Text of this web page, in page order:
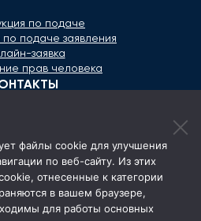
по подаче
по подаче заявления
заявка
прав человека
Ешилор 11/3, Кишинёв
- Пятница: 08:00 - 17:00
файлы cookie для улучшения
по веб-сайту. Из этих
отнесенные к категории
в вашем браузере,
для работы основных